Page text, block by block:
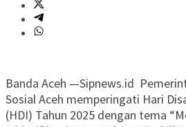
Banda Aceh —Sipnews.id
Sosial Aceh memperingati Hari
(HDI) Tahun 2025 dengan tema